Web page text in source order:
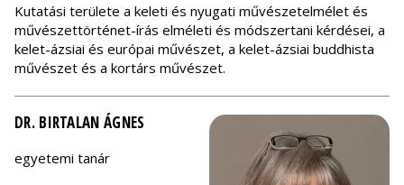
Kutatási területe a keleti és nyugati művészetelmélet és
művészettörténet-írás elméleti és módszertani kérdései, a
kelet-ázsiai és európai művészet, a kelet-ázsiai buddhista
művészet és a kortárs művészet.
DR. BIRTALAN ÁGNES
egyetemi tanár